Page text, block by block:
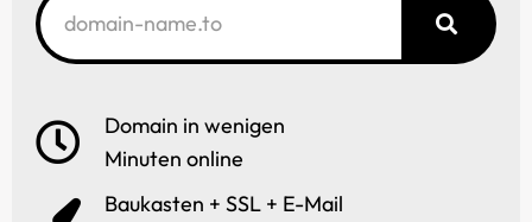
Domain in wenigen
Minuten online
Baukasten + SSL + E-Mail